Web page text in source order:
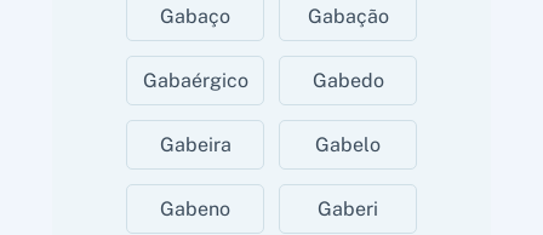
Gabaço Gabação
Gabaérgico Gabedo
Gabeira Gabelo
Gabeno Gaberi